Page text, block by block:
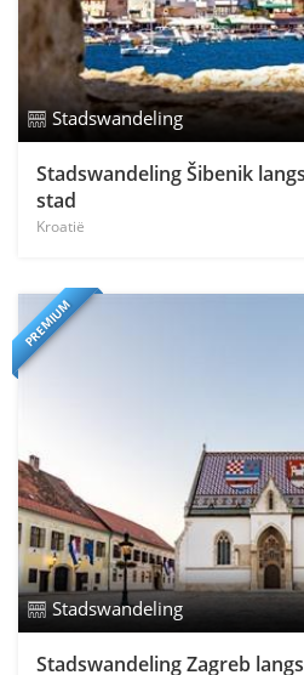
Stadswandeling
Stadswandeling Šibenik
stad
Kroatië
PREMIUM
Stadswandeling
Stadswandeling Zagreb